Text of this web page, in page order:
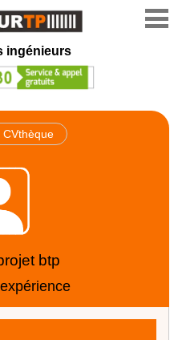
ingénieurs
CVthèque
btp